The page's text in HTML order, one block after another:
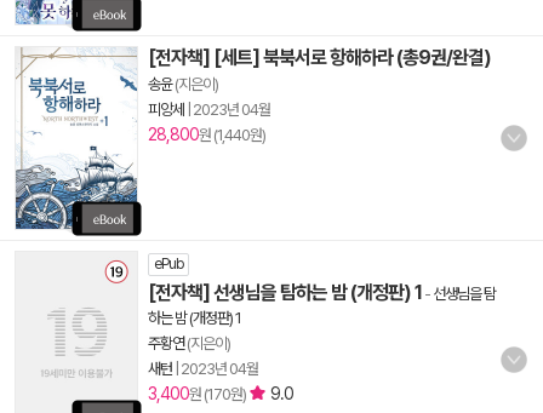
[전자책] [세트] 북북서로 항해하라 (총9권/완결)
송윤(지은이)
피앙세
2023년 04월
28,800원 (1,440원)
ePub
[전자책] 선생님을 탐하는 밤 (개정판) 1 - 선생님을 탐
하는 밤 (개정판) 1
주황연(지은이)
새턴 2023년 04월
3,400원 (170원) 9.0